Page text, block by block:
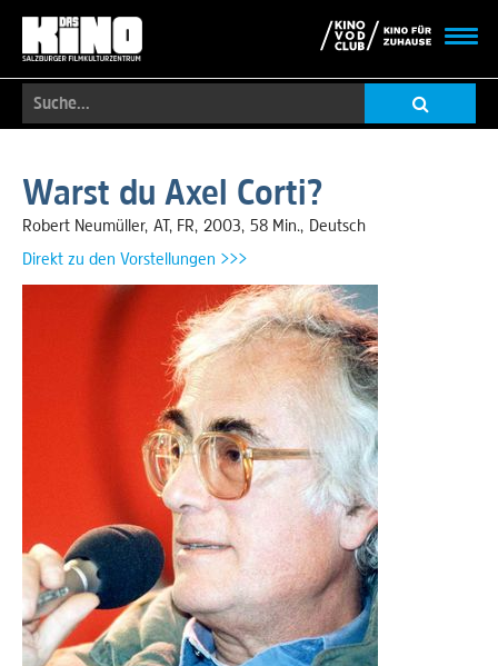
main
content
Suche...
Warst du Axel Corti?
Robert Neumüller AT, FR 2003 58 Min. Deutsch
Direkt zu den Vorstellungen >>>